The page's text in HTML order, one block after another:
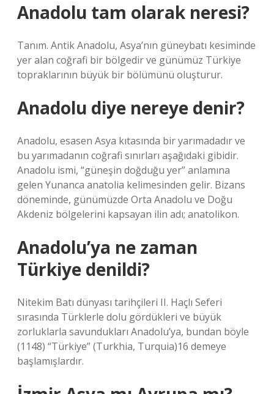
Anadolu tam olarak neresi?
Tanım. Antik Anadolu, Asya’nın güneybatı kesiminde
yer alan coğrafi bir bölgedir ve günümüz Türkiye
topraklarının büyük bir bölümünü oluşturur.
Anadolu diye nereye denir?
Anadolu, esasen Asya kıtasında bir yarımadadır ve
bu yarımadanın coğrafi sınırları aşağıdaki gibidir.
Anadolu ismi, “güneşin doğduğu yer” anlamına
gelen Yunanca anatolia kelimesinden gelir. Bizans
döneminde, günümüzde Orta Anadolu ve Doğu
Akdeniz bölgelerini kapsayan ilin adı; anatolikon.
Anadolu’ya ne zaman
Türkiye denildi?
Nitekim Batı dünyası tarihçileri II. Haçlı Seferi
sırasında Türklerle dolu gördükleri ve büyük
zorluklarla savundukları Anadolu’ya, bundan böyle
(1148) “Türkiye” (Turkhia, Turquia)16 demeye
başlamışlardır.